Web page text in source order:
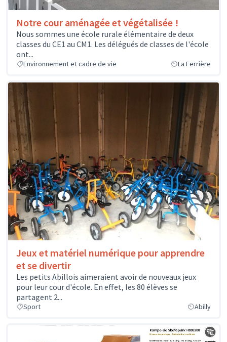
Notre cour aménagée et végétalisée !
Nous sommes une école rurale élémentaire de deux
classes du CE1 au CM1. Les délégués de classes de l'école
ont...
Environnement et cadre de vie La Ferrière
Jeux et matériel numérique pour apprendre
et se divertir
Les petits Abillois aimeraient avoir de nouveaux jeux
pour leur cour d'école. En effet, les 80 élèves se
partagent 2...
Sport Abilly